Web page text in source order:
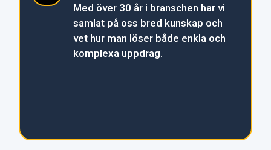
Med över 30 år i branschen har vi
samlat på oss bred kunskap och
vet hur man löser både enkla och
komplexa uppdrag.